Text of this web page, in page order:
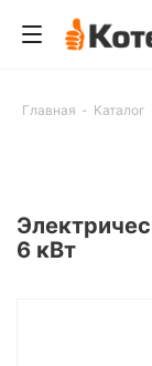
Главная - Каталог
6 кВт